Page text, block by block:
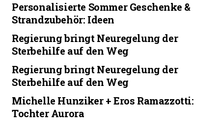
Personalisierte Sommer Geschenke &
Strandzubehör: Ideen
Regierung bringt Neuregelung der
Sterbehilfe auf den Weg
Regierung bringt Neuregelung der
Sterbehilfe auf den Weg
Michelle Hunziker + Eros Ramazzotti:
Tochter Aurora